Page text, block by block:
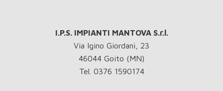
I.P.S. IMPIANTI MANTOVA S.r.l.
Via Igino Giordani, 23
46044 Goito (MN)
Tel. 0376 1590174